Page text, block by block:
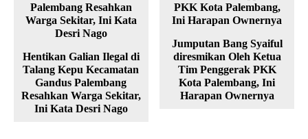
Hentikan Galian Ilegal di
Talang Kepu Kecamatan
Gandus Palembang
Resahkan Warga Sekitar,
Ini Kata Desri Nago
Jumputan Bang Syaiful
diresmikan Oleh Ketua
Tim Penggerak PKK
Kota Palembang, Ini
Harapan Ownernya